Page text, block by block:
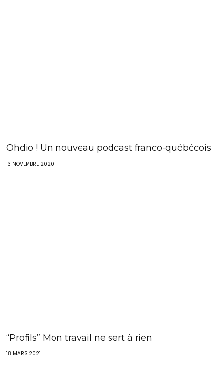
Ohdio ! Un nouveau podcast franco-québécois
13 NOVEMBRE 2020
“Profils” Mon travail ne sert à rien
18 MARS 2021